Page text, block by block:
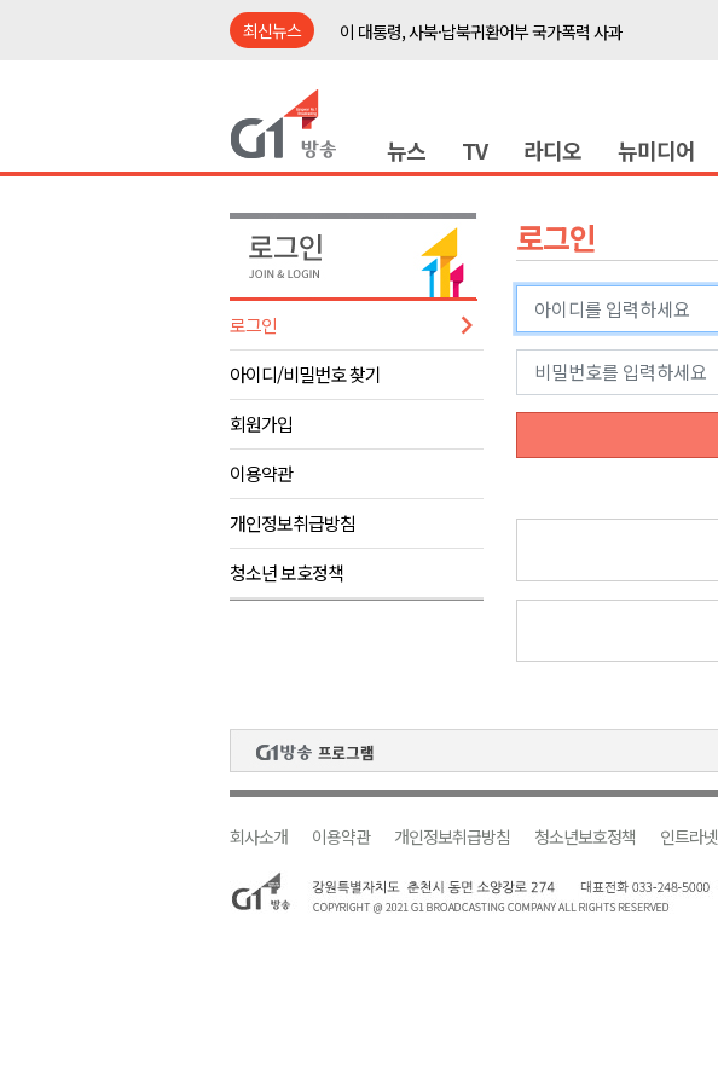
최신뉴스
이 대통령, 사북·납북귀환어부 국가폭력 사과
이광재 국회 예결위원장, 강릉시 초청 특별 강연
육동한 시장, 국제스케이트장 춘천 유치 건의
영월군, 국·도비 확보 보고회 개최
삼척 공공산후조리원 이전 시급
강원자치도교육청 교감급 이상 387명 인사
도-시군 첫 간담회..우상호 "하나된 공동체"
이 대통령, 사북·납북귀환어부 국가폭력 사과
여름축제 더위와 전쟁..물놀이 접목
강원도, 최휘영 문체부장관과 정책간담회
이광재 국회 예결위원장, 강릉시 초청 특별 강연
검찰청 폐지..해결 과제 산적
강원자치도교육청 교감급 이상 387명 인사
뉴스 TV 라디오 뉴미디어
로그인
아이디/비밀번호 찾기
회원가입
이용약관
개인정보취급방침
청소년 보호정책
로그인
회사소개 이용약관 개인정보취급방침 청소년보호정책 인트라넷